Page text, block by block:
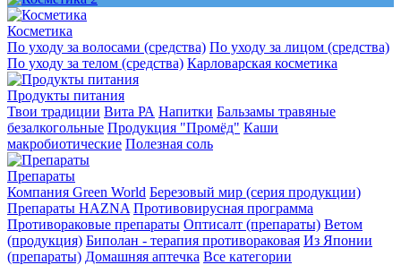
Косметика
По уходу за волосами (средства) По уходу за лицом (средства)
По уходу за телом (средства) Карловарская косметика
Продукты питания
Твои традиции Вита РА Напитки Бальзамы травяные
безалкогольные Продукция "Промёд" Каши
макробиотические Полезная соль
Препараты
Компания Green World Березовый мир (серия продукции)
Препараты HAZNA Противовирусная программа
Противораковые препараты Оптисалт (препараты) Ветом
(продукция) Биполан - терапия противораковая Из Японии
(препараты) Домашняя аптечка Все категории